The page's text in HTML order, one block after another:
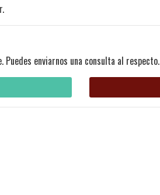
enviarnos una consulta al respecto.